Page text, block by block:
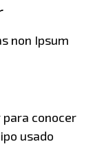
non Ipsum
conocer
usado